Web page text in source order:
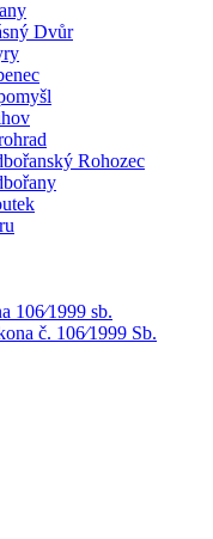
Dvůr
Rohozec
106⁄1999 sb.
č. 106⁄1999 Sb.